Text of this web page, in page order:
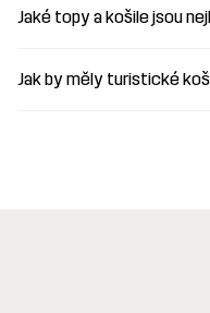
Jaké topy a košile jsou
Jak by měly turistické